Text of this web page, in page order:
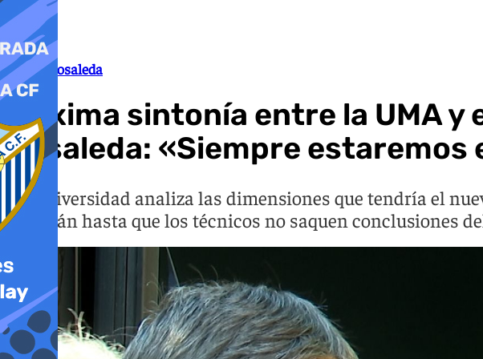
Nueva Rosaleda
Máxima sintonía entre la UMA y
Rosaleda: «Siempre
La Universidad analiza las dimensiones que tendría el
reunirán hasta que los técnicos no saquen conclusiones